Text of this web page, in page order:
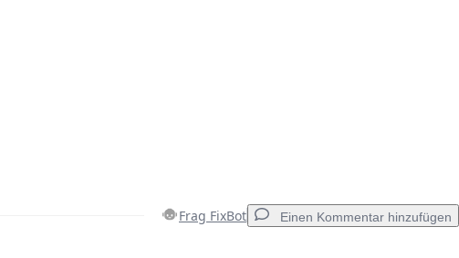
Frag FixBot Einen Kommentar hinzufügen